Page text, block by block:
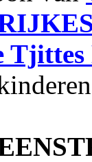
Tjittes